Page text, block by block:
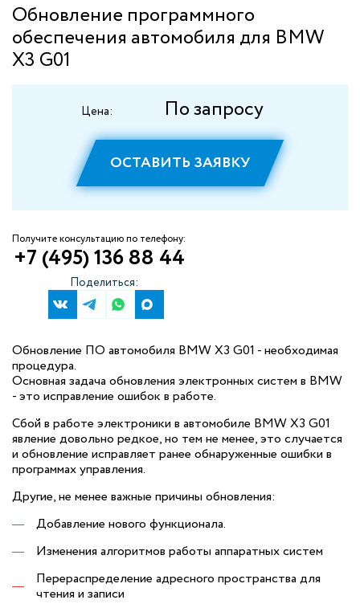
Обновление программного
обеспечения автомобиля для BMW
X3 G01
Цена: По запросу
ОСТАВИТЬ ЗАЯВКУ
Получите консультацию по телефону:
+7 (495) 136 88 44
Поделиться:
Обновление ПО автомобиля BMW X3 G01 - необходимая
процедура.
Основная задача обновления электронных систем в BMW
- это исправление ошибок в работе.
Сбой в работе электроники в автомобиле BMW X3 G01
явление довольно редкое, но тем не менее, это случается
и обновление исправляет ранее обнаруженные ошибки в
программах управления.
Другие, не менее важные причины обновления:
Добавление нового функционала.
Изменения алгоритмов работы аппаратных систем
Перераспределение адресного пространства для
чтения и записи